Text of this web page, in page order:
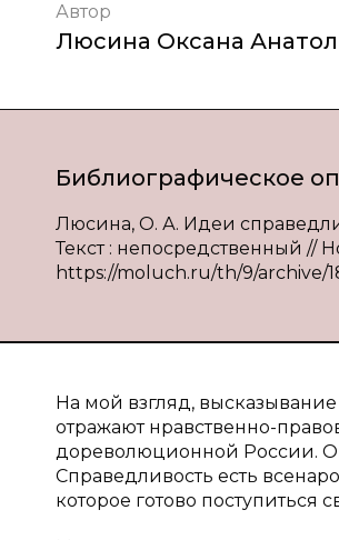
Автор
Люсина Оксана
Библиографическое
Люсина, О. А. Идеи
Текст : непосредственный //
https://moluch.ru/th/9/archive/
На мой взгляд,
отражают нравственно-
дореволюционной России. Он
Справедливость есть
которое готово поступиться